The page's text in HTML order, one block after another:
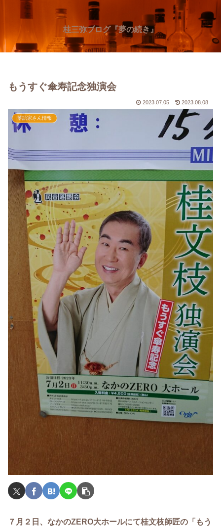
桂三弥ブログ『夢の続き』
もうすぐ傘寿記念独演会
2023.07.05 2023.08.08
落語家さん情報
７月２日、なかのZERO大ホールにて桂文枝師匠の「もう